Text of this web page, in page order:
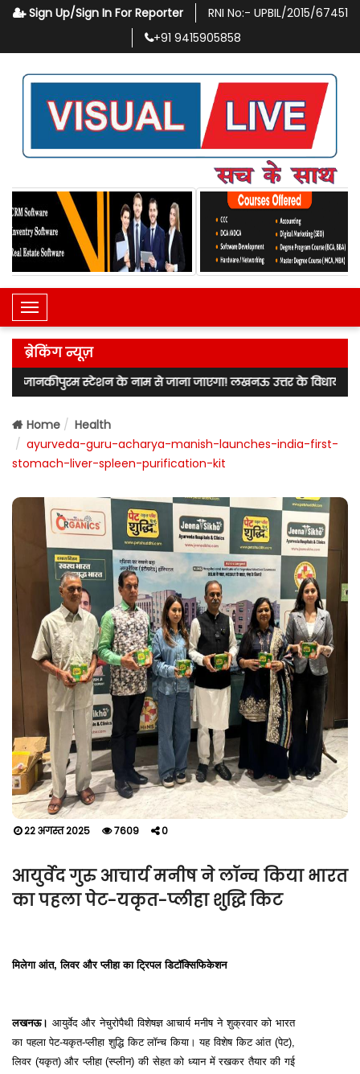
Sign Up/Sign In For Reporter RNI No:- UPBIL/2015/67451
+91 9415905858
Toggle Navigation
ब्रेकिंग न्यूज़
के नाम से जाना जाएगा! लखनऊ उत्तर के विधायक नीरज बोरा ने
Home
Health
ayurveda-guru-acharya-manish-launches-india-first-
stomach-liver-spleen-purification-kit
22 अगस्त 2025 7609 0
आयुर्वेद गुरु आचार्य मनीष ने लॉन्च किया भारत
का पहला पेट-यकृत-प्लीहा शुद्धि किट
मिलेगा आंत, लिवर और प्लीहा का ट्रिपल डिटॉक्सिफिकेशन
लखनऊ। आयुर्वेद और नेचुरोपैथी विशेषज्ञ आचार्य मनीष ने शुक्रवार को भारत
का पहला पेट-यकृत-प्लीहा शुद्धि किट लॉन्च किया। यह विशेष किट आंत (पेट),
लिवर (यकृत) और प्लीहा (स्प्लीन) की सेहत को ध्यान में रखकर तैयार की गई